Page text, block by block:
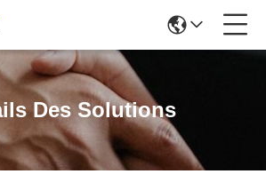
Des Solutions